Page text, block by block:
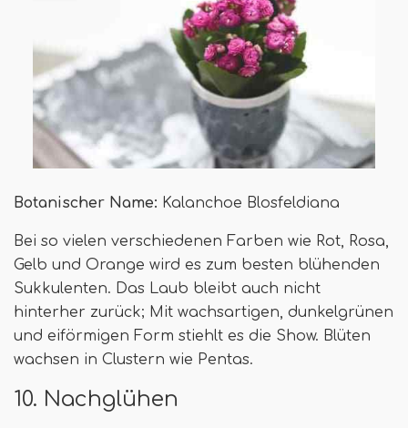
Botanischer Name: Kalanchoe Blosfeldiana
Bei so vielen verschiedenen Farben wie Rot, Rosa,
Gelb und Orange wird es zum besten blühenden
Sukkulenten. Das Laub bleibt auch nicht
hinterher zurück; Mit wachsartigen, dunkelgrünen
und eiförmigen Form stiehlt es die Show. Blüten
wachsen in Clustern wie Pentas.
10. Nachglühen